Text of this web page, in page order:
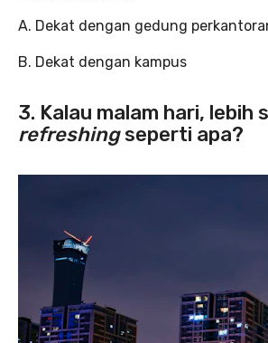
A. Dekat dengan gedung
B. Dekat dengan kampus
3. Kalau malam hari, lebih
refreshingseperti apa?